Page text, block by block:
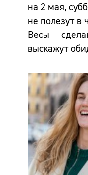
на 2 мая,
не полезут в
Весы —
выскажут